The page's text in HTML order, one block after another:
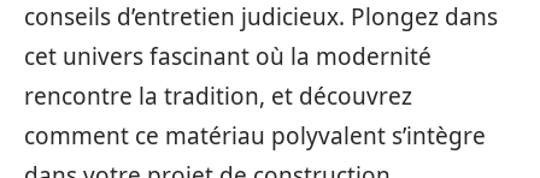
conseils d’entretien judicieux. Plongez dans
cet univers fascinant où la modernité
rencontre la tradition, et découvrez
comment ce matériau polyvalent s’intègre